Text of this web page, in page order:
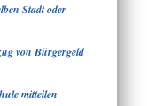
Stadt oder
von Bürgergeld
mitteilen